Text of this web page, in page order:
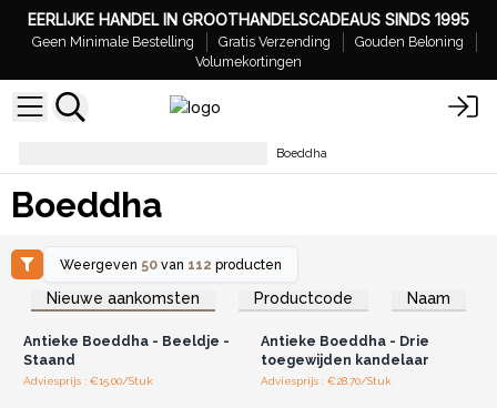
EERLIJKE HANDEL IN GROOTHANDELSCADEAUS SINDS 1995
Geen Minimale Bestelling Gratis Verzending
Gouden Beloning
Volumekortingen
Boeddha
Boeddha
Weergeven 50 van 112 producten
Nieuwe aankomsten Productcode Naam
Log in of registreer u voor
groothandelsprijzen.
Antieke Boeddha - Beeldje -
Staand
Adviesprijs : €15.00/Stuk
Log in of registreer u voor
groothandelsprijzen.
Antieke Boeddha - Drie
toegewijden kandelaar
Adviesprijs : €28.70/Stuk